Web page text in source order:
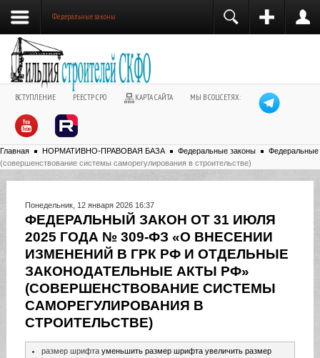
Федеральные законы
ВСТУПЛЕНИЕ РЕЕСТР СРО КАРТА САЙТА МЫ В СОЦСЕТЯХ:
Главная НОРМАТИВНО-ПРАВОВАЯ БАЗА Федеральные законы
Федеральные
(совершенствование системы саморегулирования в строительстве)
Понедельник, 12 января 2026 16:37
ФЕДЕРАЛЬНЫЙ ЗАКОН ОТ 31 ИЮЛЯ
2025 ГОДА № 309-ФЗ «О ВНЕСЕНИИ
ИЗМЕНЕНИЙ В ГРК РФ И ОТДЕЛЬНЫЕ
ЗАКОНОДАТЕЛЬНЫЕ АКТЫ РФ»
(СОВЕРШЕНСТВОВАНИЕ СИСТЕМЫ
САМОРЕГУЛИРОВАНИЯ В
СТРОИТЕЛЬСТВЕ)
размер шрифта уменьшить размер шрифта увеличить размер